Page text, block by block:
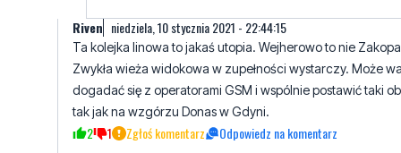
dogadać się z operatorami GSM i wspólnie postawić taki
tak jak na wzgórzu Donas w Gdyni.
2 1 Zgłoś komentarz Odpowiedz na komentarz
wejherowiak sobota, 9 stycznia 2021 - 19:20:46
Pamiętam wejherowską "łysą górę" przy Osiedlu Staszica. Był z